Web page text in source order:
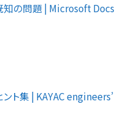
知の問題 | Microsoft Docs
ト集 | KAYAC engineers’